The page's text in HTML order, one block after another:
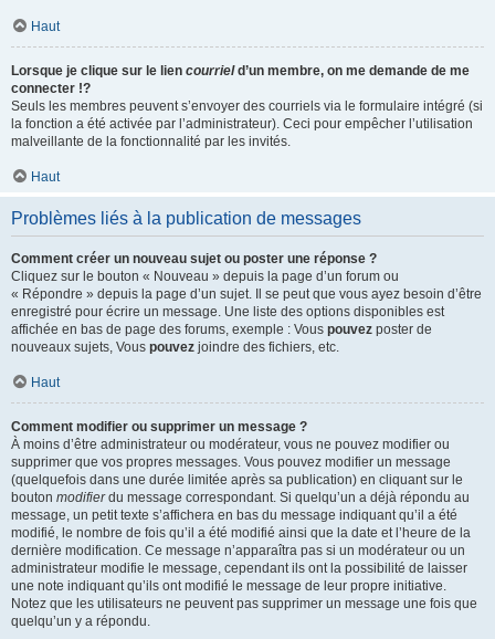
Haut
Lorsque je clique sur le lien courrield’un membre, on me demande de me
connecter !?
Seuls les membres peuvent s’envoyer des courriels via le formulaire intégré (si
la fonction a été activée par l’administrateur). Ceci pour empêcher l’utilisation
malveillante de la fonctionnalité par les invités.
Haut
Problèmes liés à la publication de messages
Comment créer un nouveau sujet ou poster une réponse ?
Cliquez sur le bouton « Nouveau » depuis la page d’un forum ou
« Répondre » depuis la page d’un sujet. Il se peut que vous ayez besoin d’être
enregistré pour écrire un message. Une liste des options disponibles est
affichée en bas de page des forums, exemple : Vous pouvez poster de
nouveaux sujets, Vous pouvez joindre des fichiers, etc.
Haut
Comment modifier ou supprimer un message ?
À moins d’être administrateur ou modérateur, vous ne pouvez modifier ou
supprimer que vos propres messages. Vous pouvez modifier un message
(quelquefois dans une durée limitée après sa publication) en cliquant sur le
bouton modifierdu message correspondant. Si quelqu’un a déjà répondu au
message, un petit texte s’affichera en bas du message indiquant qu’il a été
modifié, le nombre de fois qu’il a été modifié ainsi que la date et l’heure de la
dernière modification. Ce message n’apparaîtra pas si un modérateur ou un
administrateur modifie le message, cependant ils ont la possibilité de laisser
une note indiquant qu’ils ont modifié le message de leur propre initiative.
Notez que les utilisateurs ne peuvent pas supprimer un message une fois que
quelqu’un y a répondu.